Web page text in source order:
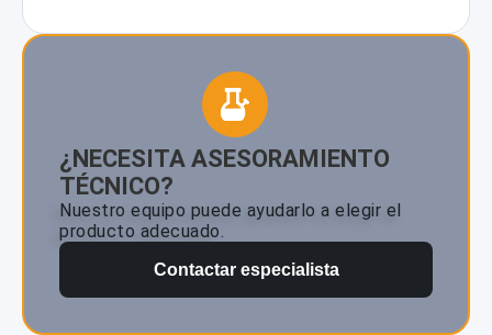
¿NECESITA ASESORAMIENTO
TÉCNICO?
Nuestro equipo puede ayudarlo a elegir el
producto adecuado.
Contactar especialista